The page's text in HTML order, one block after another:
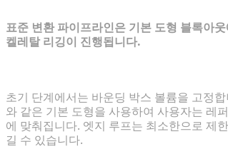
표준 변환 파이프라인은 기본 도형 블록아
켈레탈 리깅이 진행됩니다.
초기 단계에서는 바운딩 박스 볼륨을 고정
와 같은 기본 도형을 사용하여 사용자는 레
에 맞춰집니다. 엣지 루프는 최소한으로 제
길 수 있습니다.